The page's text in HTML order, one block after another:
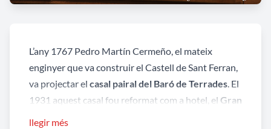
L’any 1767 Pedro Martín Cermeño, el mateix
enginyer que va construir el Castell de Sant Ferran,
va projectar el casal pairal del Baró de Terrades. El
1931 aquest casal fou reformat com a hotel, el Gran
llegir més